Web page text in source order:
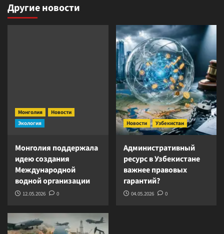
Другие новости
Монголия
Новости
Экология
Монголия поддержала
идею создания
Международной
водной организации
12.05.2026 0
Новости Узбекистан
Административный
ресурс в Узбекистане
важнее правовых
гарантий?
04.05.2026 0